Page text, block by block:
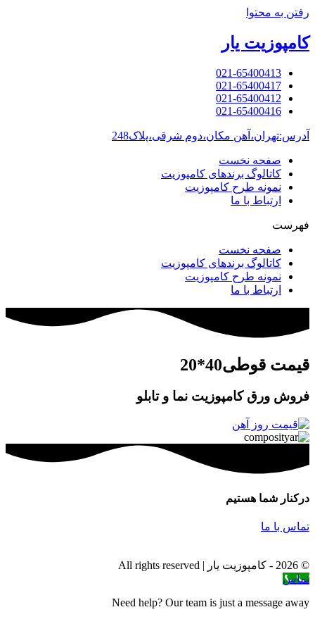
رفتن به محتوا
کامپوزیت یار
021-65400413
021-65400417
021-65400412
021-65400416
آدرس:تهران،آهن مکان،دوم شرقی،پلاک248
صفحه نخست
کاتالوگ برندهای کامپوزیت
نمونه طرح کامپوزیت
ارتباط با ما
فهرست
صفحه نخست
کاتالوگ برندهای کامپوزیت
نمونه طرح کامپوزیت
ارتباط با ما
قیمت قوطی40*20
فروش ورق کامپوزیت نما و تابلو
درکنار شما هستیم
تماس با ما
© 2026 - کامپوزیت یار | All rights reserved
تماس
Need help? Our team is just a message away